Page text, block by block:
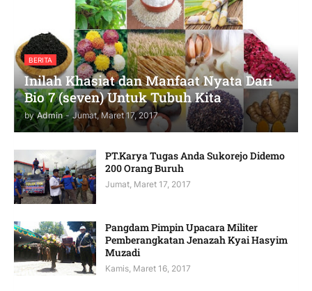
BERITA
Inilah Khasiat dan Manfaat Nyata Dari
Bio 7 (seven) Untuk Tubuh Kita
by Admin - Jumat, Maret 17, 2017
PT.Karya Tugas Anda Sukorejo Didemo
200 Orang Buruh
Jumat, Maret 17, 2017
Pangdam Pimpin Upacara Militer
Pemberangkatan Jenazah Kyai Hasyim
Muzadi
Kamis, Maret 16, 2017